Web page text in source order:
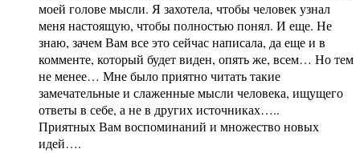
моей голове мысли. Я захотела, чтобы человек узнал
меня настоящую, чтобы полностью понял. И еще. Не
знаю, зачем Вам все это сейчас написала, да еще и в
комменте, который будет виден, опять же, всем… Но тем
не менее… Мне было приятно читать такие
замечательные и слаженные мысли человека, ищущего
ответы в себе, а не в других источниках…..
Приятных Вам воспоминаний и множество новых
идей….